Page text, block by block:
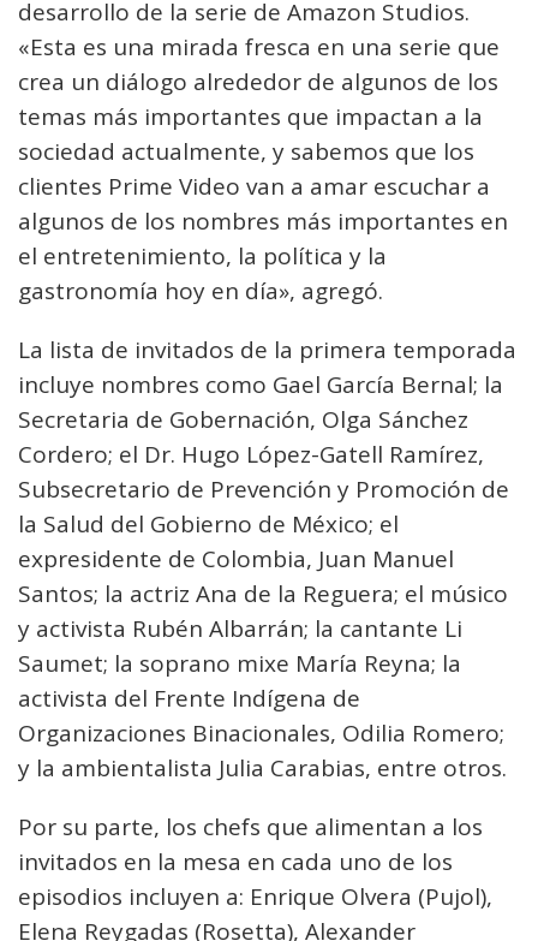
desarrollo de la serie de Amazon Studios.
«Esta es una mirada fresca en una serie que
crea un diálogo alrededor de algunos de los
temas más importantes que impactan a la
sociedad actualmente, y sabemos que los
clientes Prime Video van a amar escuchar a
algunos de los nombres más importantes en
el entretenimiento, la política y la
gastronomía hoy en día», agregó.
La lista de invitados de la primera temporada
incluye nombres como Gael García Bernal; la
Secretaria de Gobernación, Olga Sánchez
Cordero; el Dr. Hugo López-Gatell Ramírez,
Subsecretario de Prevención y Promoción de
la Salud del Gobierno de México; el
expresidente de Colombia, Juan Manuel
Santos; la actriz Ana de la Reguera; el músico
y activista Rubén Albarrán; la cantante Li
Saumet; la soprano mixe María Reyna; la
activista del Frente Indígena de
Organizaciones Binacionales, Odilia Romero;
y la ambientalista Julia Carabias, entre otros.
Por su parte, los chefs que alimentan a los
invitados en la mesa en cada uno de los
episodios incluyen a: Enrique Olvera (Pujol),
Elena Reygadas (Rosetta), Alexander